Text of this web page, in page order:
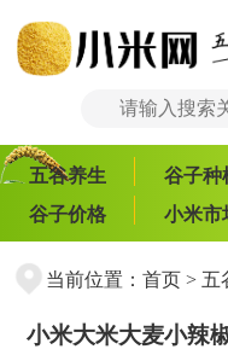
五谷养生 谷子种
谷子价格
小米市
当前位置： 首页> 五
小米大米大麦小辣